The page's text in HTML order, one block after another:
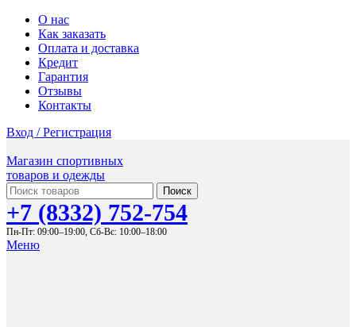
О нас
Как заказать
Оплата и доставка
Кредит
Гарантия
Отзывы
Контакты
Вход / Регистрация
Магазин спортивных
товаров и одежды
Поиск
+7 (8332) 752-754
Пн-Пт: 09:00–19:00, Сб-Вс: 10:00–18:00
Меню